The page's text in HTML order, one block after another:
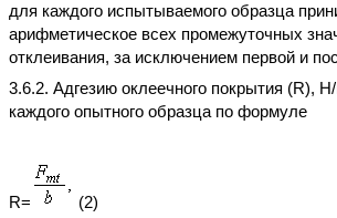
для каждого испытываемого образца
арифметическое всех промежуточных
отклеивания, за исключением первой и
3.6.2. Адгезию оклеечного покрытия (R),
каждого опытного образца по формуле
R= (2)